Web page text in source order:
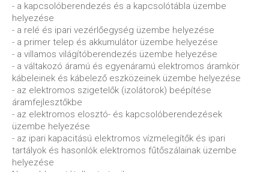
KAPCSOLAT
IRODÁK
- a kapcsolóberendezés és a kapcsolótábla üzembe
helyezése
- a relé és ipari vezérlőegység üzembe helyezése
- a primer telep és akkumulátor üzembe helyezése
- a villamos világítóberendezés üzembe helyezése
- a váltakozó áramú és egyenáramú elektromos áramkör
kábeleinek és kábelező eszközeinek üzembe helyezése
- az elektromos szigetelők (izolátorok) beépítése
áramfejlesztőkbe
- az elektromos elosztó- és kapcsolóberendezések
üzembe helyezése
- az ipari kapacitású elektromos vízmelegítők és ipari
tartályok és hasonlók elektromos fűtőszálainak üzembe
helyezése